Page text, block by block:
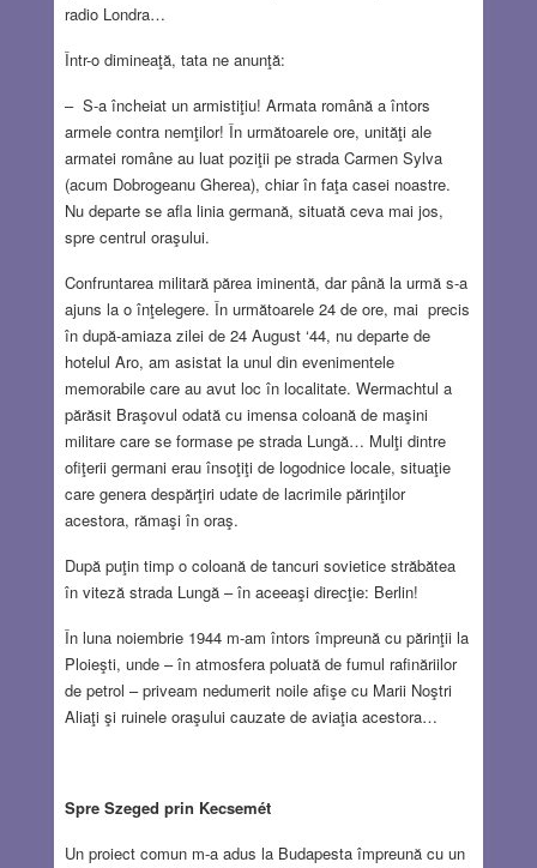
radio Londra…
Într-o dimineaţă, tata ne anunţă:
– S-a încheiat un armistiţiu! Armata română a întors
armele contra nemţilor! În următoarele ore, unităţi ale
armatei române au luat poziţii pe strada Carmen Sylva
(acum Dobrogeanu Gherea), chiar în faţa casei noastre.
Nu departe se afla linia germană, situată ceva mai jos,
spre centrul oraşului.
Confruntarea militară părea iminentă, dar până la urmă s-a
ajuns la o înţelegere. În următoarele 24 de ore, mai precis
în după-amiaza zilei de 24 August ‘44, nu departe de
hotelul Aro, am asistat la unul din evenimentele
memorabile care au avut loc în localitate. Wermachtul a
părăsit Braşovul odată cu imensa coloană de maşini
militare care se formase pe strada Lungă… Mulţi dintre
ofiţerii germani erau însoţiţi de logodnice locale, situaţie
care genera despărţiri udate de lacrimile părinţilor
acestora, rămaşi în oraş.
După puţin timp o coloană de tancuri sovietice străbătea
în viteză strada Lungă – în aceeaşi direcţie: Berlin!
În luna noiembrie 1944 m-am întors împreună cu părinţii la
Ploieşti, unde – în atmosfera poluată de fumul rafinăriilor
de petrol – priveam nedumerit noile afişe cu Marii Noştri
Aliaţi şi ruinele oraşului cauzate de aviaţia acestora…
Spre Szeged prin Kecsemét
Un proiect comun m-a adus la Budapesta împreună cu un